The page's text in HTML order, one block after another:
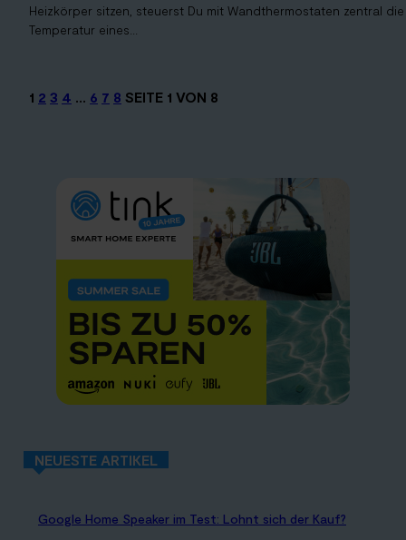
Heizkörper sitzen, steuerst Du mit Wandthermostaten zentral die
Temperatur eines...
1 2 3 4 6 7 8 SEITE 1 VON 8
NEUESTE ARTIKEL
Google Home Speaker im Test: Lohnt sich der Kauf?